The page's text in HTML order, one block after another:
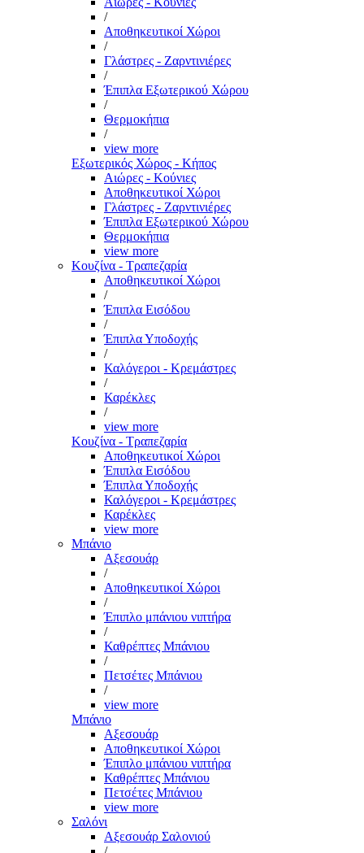
/
Αποθηκευτικοί Χώροι
/
Γλάστρες - Ζαρντινιέρες
/
Έπιπλα Εξωτερικού Χώρου
/
Θερμοκήπια
/
view more
Εξωτερικός Χώρος - Κήπος
Αιώρες - Κούνιες
Αποθηκευτικοί Χώροι
Γλάστρες - Ζαρντινιέρες
Έπιπλα Εξωτερικού Χώρου
Θερμοκήπια
view more
Κουζίνα - Τραπεζαρία
Αποθηκευτικοί Χώροι
/
Έπιπλα Εισόδου
/
Έπιπλα Υποδοχής
/
Καλόγεροι - Κρεμάστρες
/
Καρέκλες
/
view more
Κουζίνα - Τραπεζαρία
Αποθηκευτικοί Χώροι
Έπιπλα Εισόδου
Έπιπλα Υποδοχής
Καλόγεροι - Κρεμάστρες
Καρέκλες
view more
Μπάνιο
Αξεσουάρ
/
Αποθηκευτικοί Χώροι
/
Έπιπλο μπάνιου νιπτήρα
/
Καθρέπτες Μπάνιου
/
Πετσέτες Μπάνιου
/
view more
Μπάνιο
Αξεσουάρ
Αποθηκευτικοί Χώροι
Έπιπλο μπάνιου νιπτήρα
Καθρέπτες Μπάνιου
Πετσέτες Μπάνιου
view more
Σαλόνι
Αξεσουάρ Σαλονιού